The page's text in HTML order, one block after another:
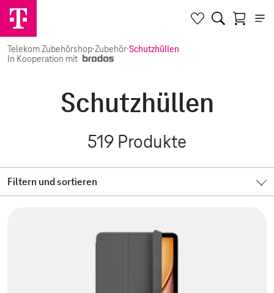
Telekom Zubehörshop·Zubehör·Schutzhüllen
In Kooperation mit
Schutzhüllen
519 Produkte
Filtern und sortieren